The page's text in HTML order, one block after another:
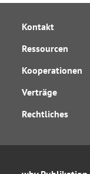
Kontakt
Ressourcen
Kooperationen
Verträge
Rechtliches